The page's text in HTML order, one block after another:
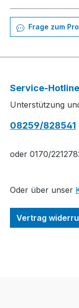
Frage zum
Service-Hotline
Unterstützung
08259/828541
oder 0170/
Oder über unser
Vertrag